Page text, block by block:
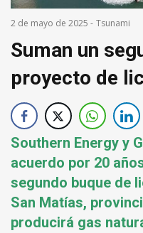
2 de mayo de 2025 - Tsunami
Suman un
proyecto de
Southern Energy y
acuerdo por 20
segundo buque de
San Matías,
producirá gas